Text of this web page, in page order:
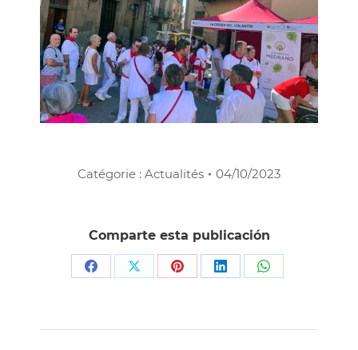
Catégorie : Actualités 04/10/2023
Comparte esta publicación
PartagerPartagerPartagerPartagerPartager